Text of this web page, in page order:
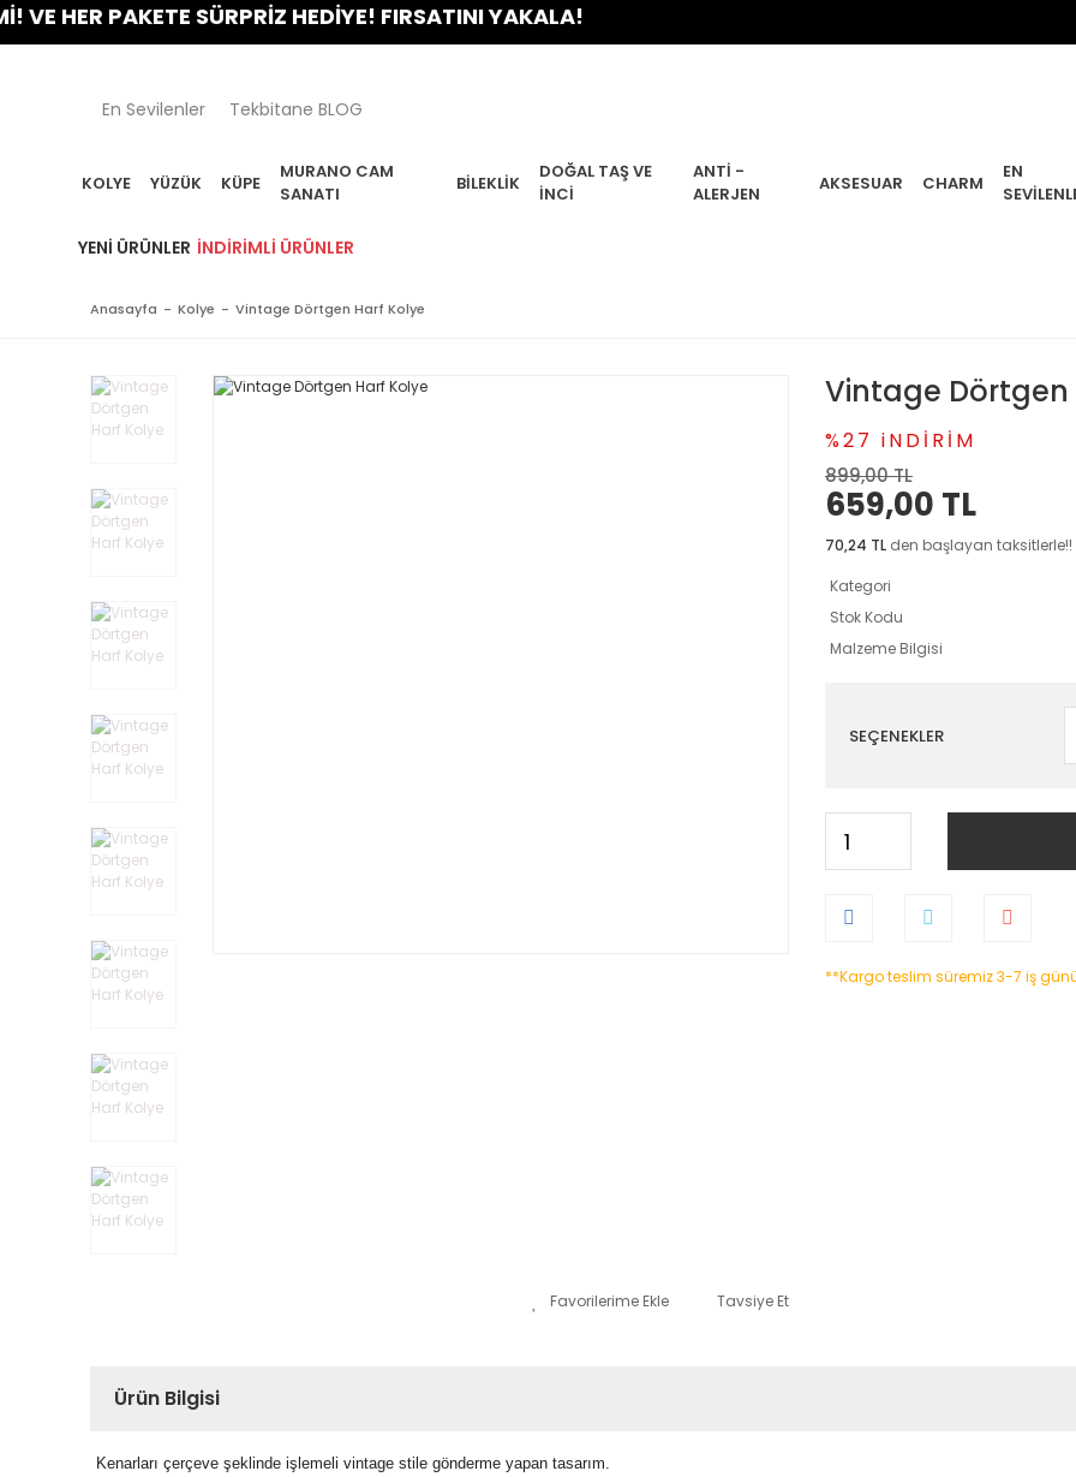
PAKETE SÜRPRİZ HEDİYE! FIRSATINI YAKALA!
En Sevilenler Tekbitane BLOG
KOLYE YÜZÜK KÜPE
MURANO CAM
SANATI
BILEKLIK
DOĞAL TAŞ VE
İNCI
ANTI -
ALERJEN
AKSESUAR CHARM
EN
YENI ÜRÜNLER İNDIRIMLI ÜRÜNLER
Anasayfa Kolye Vintage Dörtgen Harf Kolye
Tavsiye Et
Vintage Dörtgen
%27 iNDİRİM
899,00 TL
659,00 TL
70,24 TL den başlayan taksitlerle!!
Kategori
Stok Kodu
Malzeme Bilgisi
SEÇENEKLER
**Kargo teslim süremiz 3-7 iş
Ürün Bilgisi
Kenarları çerçeve şeklinde işlemeli vintage stile gönderme yapan tasarım.